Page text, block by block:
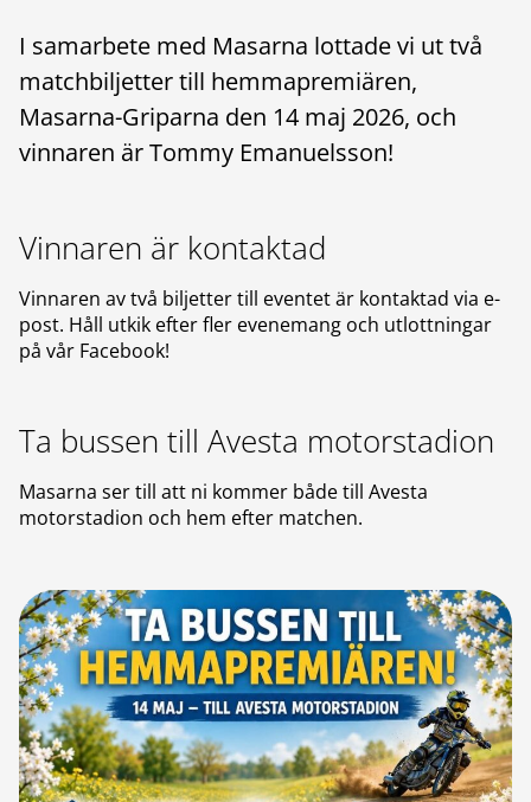
I samarbete med Masarna lottade vi ut två
matchbiljetter till hemmapremiären,
Masarna-Griparna den 14 maj 2026, och
vinnaren är Tommy Emanuelsson!
Vinnaren är kontaktad
Vinnaren av två biljetter till eventet är kontaktad via e-
post. Håll utkik efter fler evenemang och utlottningar
på vår Facebook!
Ta bussen till Avesta motorstadion
Masarna ser till att ni kommer både till Avesta
motorstadion och hem efter matchen.